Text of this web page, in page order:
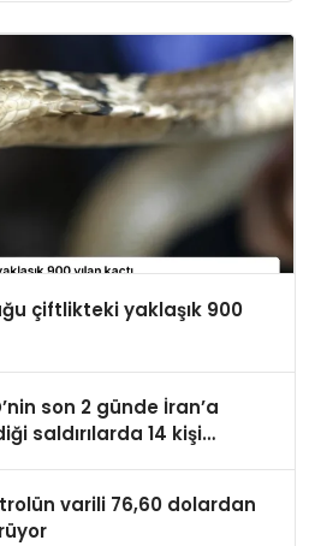
çiftlikteki yaklaşık 900
son 2 günde İran’a
saldırılarda 14 kişi
varili 76,60 dolardan